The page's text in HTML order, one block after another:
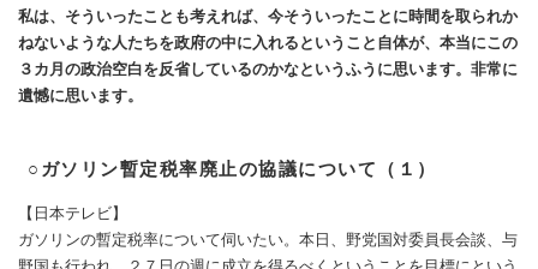
私は、そういったことも考えれば、今そういったことに時間を取られか
ねないような人たちを政府の中に入れるということ自体が、本当にこの
３カ月の政治空白を反省しているのかなというふうに思います。非常に
遺憾に思います。
○ガソリン暫定税率廃止の協議について（１）
【日本テレビ】
ガソリンの暫定税率について伺いたい。本日、野党国対委員長会談、与
野国も行われ、２７日の週に成立を得るべくということを目標にという